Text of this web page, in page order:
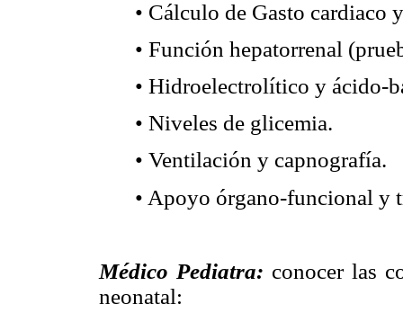
• Cálculo de Gasto cardiaco
• Función hepatorrenal
• Hidroelectrolítico y ácido-
• Niveles de glicemia.
• Ventilación y capnografía.
• Apoyo órgano-funcional y
Médico Pediatra: conocer las
neonatal: